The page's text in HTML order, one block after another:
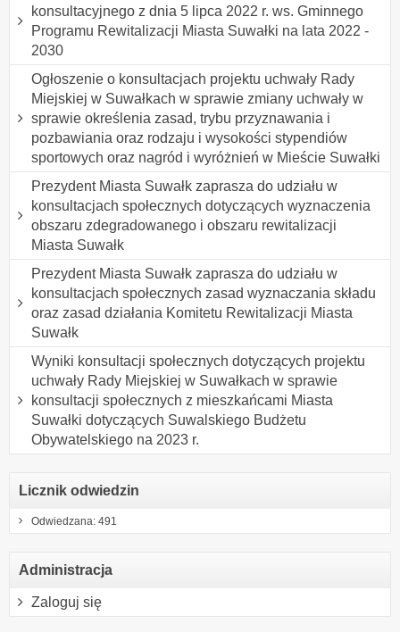
konsultacyjnego z dnia 5 lipca 2022 r. ws. Gminnego
Programu Rewitalizacji Miasta Suwałki na lata 2022 -
2030
Ogłoszenie o konsultacjach projektu uchwały Rady
Miejskiej w Suwałkach w sprawie zmiany uchwały w
sprawie określenia zasad, trybu przyznawania i
pozbawiania oraz rodzaju i wysokości stypendiów
sportowych oraz nagród i wyróżnień w Mieście Suwałki
Prezydent Miasta Suwałk zaprasza do udziału w
konsultacjach społecznych dotyczących wyznaczenia
obszaru zdegradowanego i obszaru rewitalizacji
Miasta Suwałk
Prezydent Miasta Suwałk zaprasza do udziału w
konsultacjach społecznych zasad wyznaczania składu
oraz zasad działania Komitetu Rewitalizacji Miasta
Suwałk
Wyniki konsultacji społecznych dotyczących projektu
uchwały Rady Miejskiej w Suwałkach w sprawie
konsultacji społecznych z mieszkańcami Miasta
Suwałki dotyczących Suwalskiego Budżetu
Obywatelskiego na 2023 r.
Licznik odwiedzin
Odwiedzana: 491
Administracja
Zaloguj się